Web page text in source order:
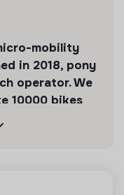
mobility
in 2018, pony
operator. We
10000 bikes